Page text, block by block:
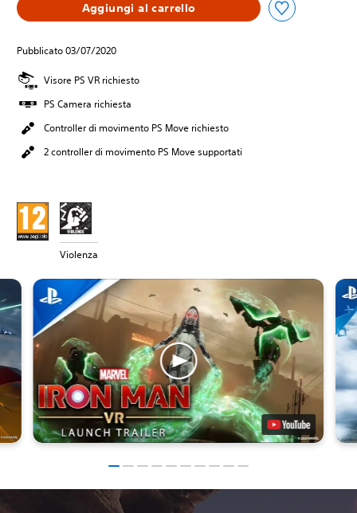
Aggiungi al carrello
Pubblicato 03/07/2020
Visore PS VR richiesto
PS Camera richiesta
Controller di movimento PS Move richiesto
2 controller di movimento PS Move supportati
Violenza